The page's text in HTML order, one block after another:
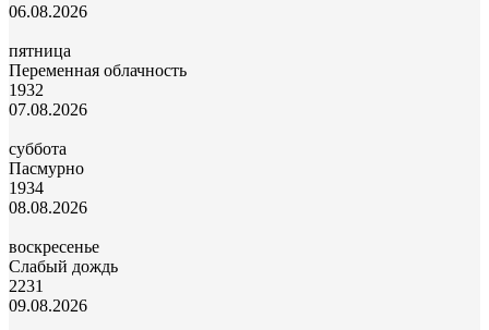
06.08.2026
пятница
Переменная облачность
1932
07.08.2026
суббота
Пасмурно
1934
08.08.2026
воскресенье
Слабый дождь
2231
09.08.2026